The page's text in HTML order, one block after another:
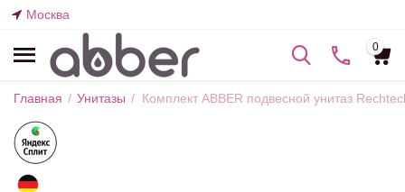
Москва
0
Главная / Унитазы / Комплект ABBER подвесной унитаз